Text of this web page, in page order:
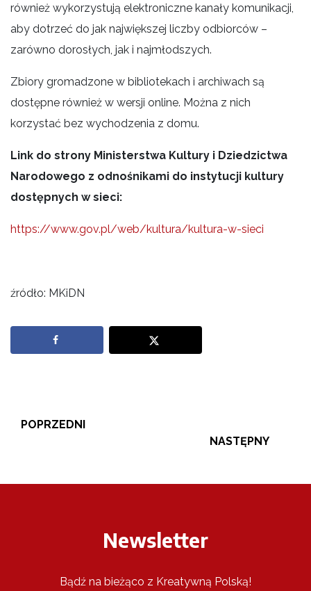
również wykorzystują elektroniczne kanały komunikacji,
aby dotrzeć do jak największej liczby odbiorców –
zarówno dorosłych, jak i najmłodszych.
Zbiory gromadzone w bibliotekach i archiwach są
dostępne również w wersji online. Można z nich
korzystać bez wychodzenia z domu.
Link do strony Ministerstwa Kultury i Dziedzictwa
Narodowego z odnośnikami do instytucji kultury
dostępnych w sieci:
https://www.gov.pl/web/kultura/kultura-w-sieci
źródło: MKiDN
POPRZEDNI
NASTĘPNY
Newsletter
Bądź na bieżąco z Kreatywną Polską!